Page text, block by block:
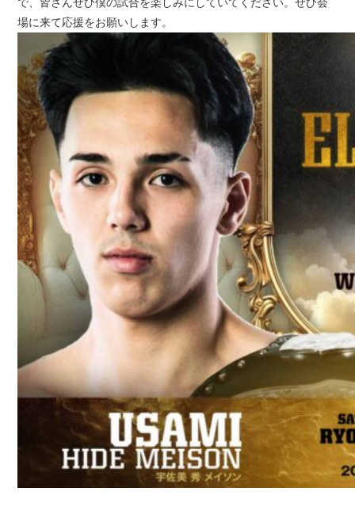
場に来て応援をお願いします。